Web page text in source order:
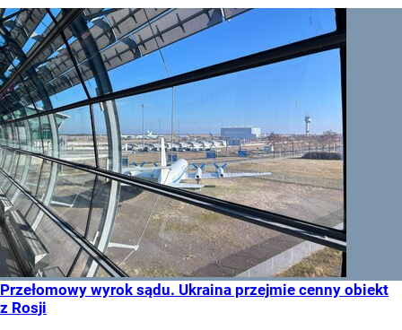
Przełomowy wyrok sądu. Ukraina przejmie cenny obiekt
z Rosji